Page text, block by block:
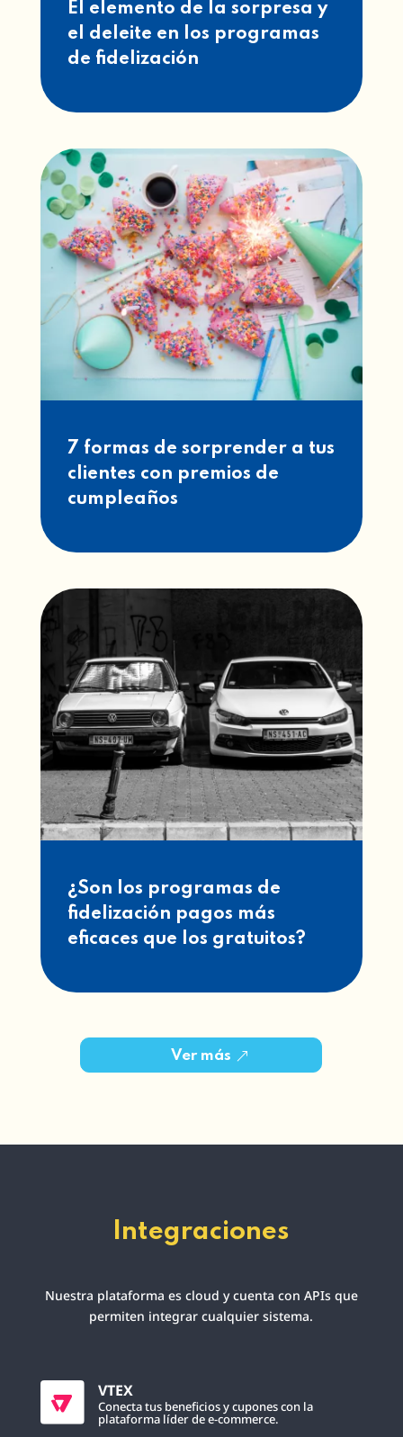
El elemento de la sorpresa y
el deleite en los programas
de fidelización
7 formas de sorprender a tus
clientes con premios de
cumpleaños
¿Son los programas de
fidelización pagos más
eficaces que los gratuitos?
Ver más
Integraciones
Nuestra plataforma es cloud y cuenta con APIs que
permiten integrar cualquier sistema.
VTEX
Conecta tus beneficios y cupones con la
plataforma líder de e-commerce.